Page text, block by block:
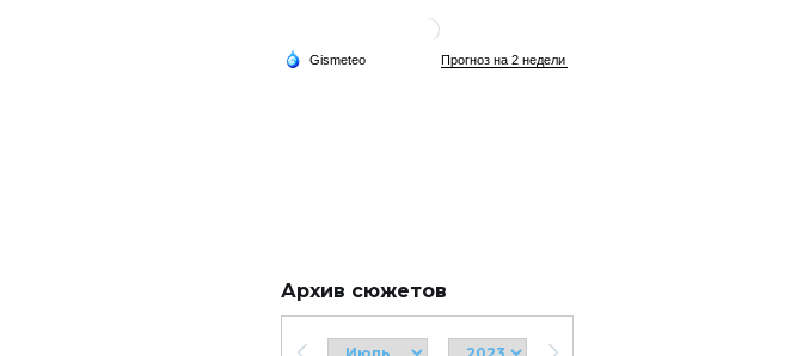
Архив сюжетов